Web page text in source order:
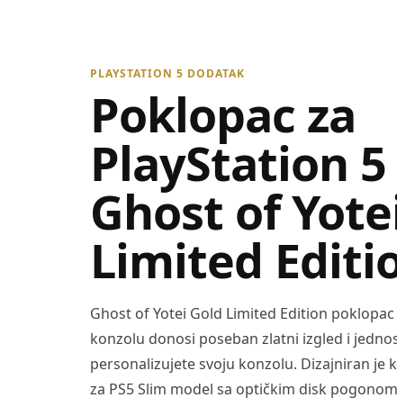
PLAYSTATION 5 DODATAK
Poklopac za
PlayStation
Ghost of
Limited
Ghost of Yotei Gold Limited Edition poklopac
konzolu donosi poseban zlatni izgled i
personalizujete svoju konzolu. Dizajniran je
za PS5 Slim model sa optičkim disk